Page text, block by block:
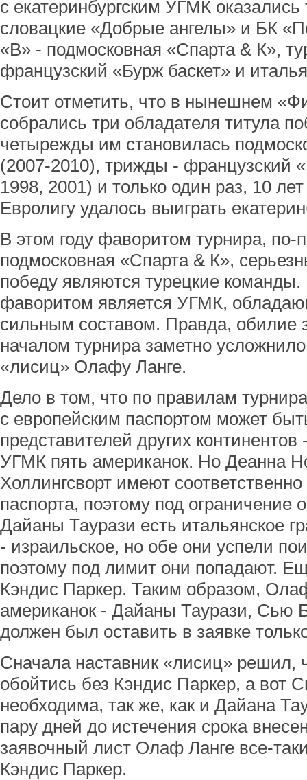
с екатеринбургским УГМК
словацкие «Добрые ангелы» и БК
«В» - подмосковная «Спарта & К»,
французский «Бурж баскет» и
Стоит отметить, что в нынешнем
собрались три обладателя титула
четырежды им становилась
(2007-2010), трижды - французский
1998, 2001) и только один раз, 10
Евролигу удалось выиграть
В этом году фаворитом турнира, по-
подмосковная «Спарта & К»,
победу являются турецкие
фаворитом является УГМК,
сильным составом. Правда, обилие
началом турнира заметно
«лисиц» Олафу Ланге.
Дело в том, что по правилам
с европейским паспортом может
представителей других
УГМК пять американок. Но Деанна
Холлингсворт имеют
паспорта, поэтому под ограничение
Дайаны Таурази есть итальянское
- израильское, но обе они успели
поэтому под лимит они попадают.
Кэндис Паркер. Таким образом,
американок - Дайаны Таурази, Сью
должен был оставить в заявке
Сначала наставник «лисиц» решил,
обойтись без Кэндис Паркер, а вот
необходима, так же, как и Дайана
пару дней до истечения срока
заявочный лист Олаф Ланге все-
Кэндис Паркер.